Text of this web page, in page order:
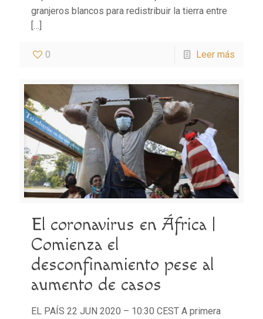
granjeros blancos para redistribuir la tierra entre
[…]
0 Leer más
El coronavirus en África |
Comienza el
desconfinamiento pese al
aumento de casos
EL PAÍS 22 JUN 2020 – 10:30 CEST A primera